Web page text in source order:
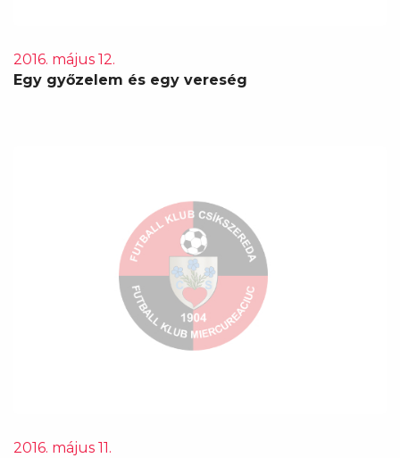
2016. május 12.
Egy győzelem és egy vereség
2016. május 11.